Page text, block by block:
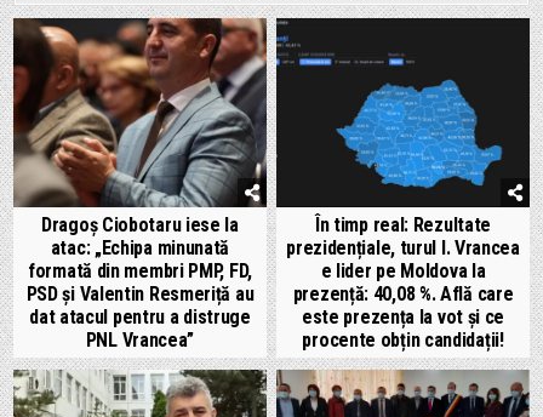
Dragoș Ciobotaru iese la
atac: „Echipa minunată
formată din membri PMP, FD,
PSD și Valentin Resmeriță au
dat atacul pentru a distruge
PNL Vrancea”
În timp real: Rezultate
prezidențiale, turul I. Vrancea
e lider pe Moldova la
prezență: 40,08 %. Află care
este prezența la vot și ce
procente obțin candidații!